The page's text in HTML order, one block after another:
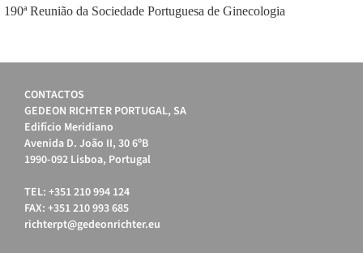
190ª Reunião da Sociedade Portuguesa de Ginecologia
CONTACTOS
GEDEON RICHTER PORTUGAL, SA
Edifício Meridiano
Avenida D. João II, 30 6ºB
1990-092 Lisboa, Portugal
TEL: +351 210 994 124
FAX: +351 210 993 685
richterpt@gedeonrichter.eu